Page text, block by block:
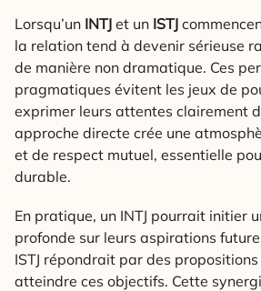
Lorsqu’un INTJ et un ISTJ
la relation tend à devenir sérieuse
de manière non dramatique. Ces
pragmatiques évitent les jeux de
exprimer leurs attentes clairement
approche directe crée une
et de respect mutuel, essentielle
durable.
En pratique, un INTJ pourrait initier
profonde sur leurs aspirations
ISTJ répondrait par des
atteindre ces objectifs. Cette